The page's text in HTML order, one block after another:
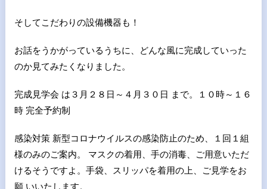
そしてこだわりの設備機器も！
お話をうかがっているうちに、どんな風に完成していった
のか見てみたくなりました。
完成見学会 は３月２８日～４月３０日 まで。１０時～１６
時 完全予約制
感染対策 新型コロナウイルスの感染防止のため、１回１組
様のみのご案内。 マスクの着用、手の消毒、ご用意いただ
けるそうですよ。手袋、スリッパを着用の上、ご見学をお
願 いいたします。